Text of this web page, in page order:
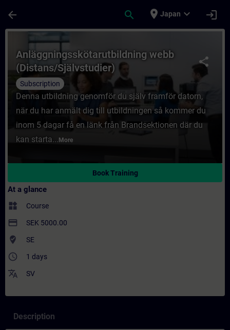
arrow_back search place Japan expand_more login
Course - Anläggningsskötarutbildning
share
Anläggningsskötarutbildning webb
(Distans/Självstudier)
Subscription
Denna utbildning genomför du själv framför datorn,
när du har anmält dig till utbildningen så kommer du
inom 5 dagar få en länk från Brandsektionen där du
kan starta... More
Book Training
At a glance
widgets Course
payment SEK 5000.00
where_to_vote SE
access_time 1 days
translate SV
Description